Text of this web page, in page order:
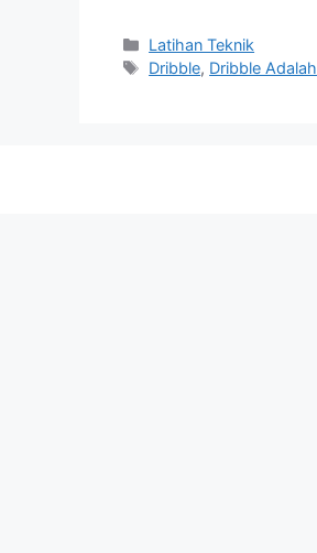
Categories
Latihan Teknik
Tags
Dribble, Dribble Adalah